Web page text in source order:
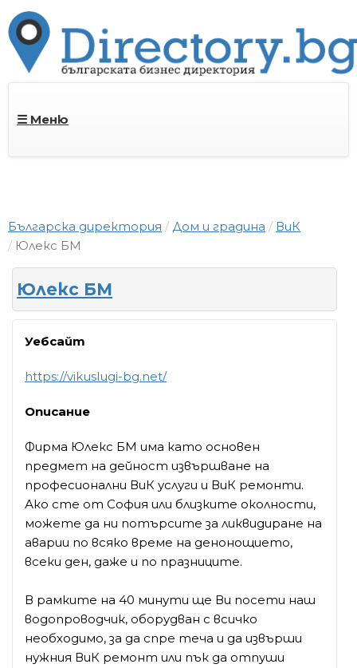
☰ Меню
Българска директория Дом и градина
ВиК
Юлекс БМ
Юлекс БМ
Уебсайт
https://vikuslugi-bg.net/
Описание
Фирма Юлекс БМ има като основен
предмет на дейност извършване на
професионални ВиК услуги и ВиК ремонти.
Ако сте от София или близките околности,
можете да ни потърсите за ликвидиране на
аварии по всяко време на денонощието,
всеки ден, даже и по празниците.
В рамките на 40 минути ще Ви посети наш
водопроводчик, оборудван с всичко
необходимо, за да спре теча и да извърши
нужния ВиК ремонт или пък да отпуши